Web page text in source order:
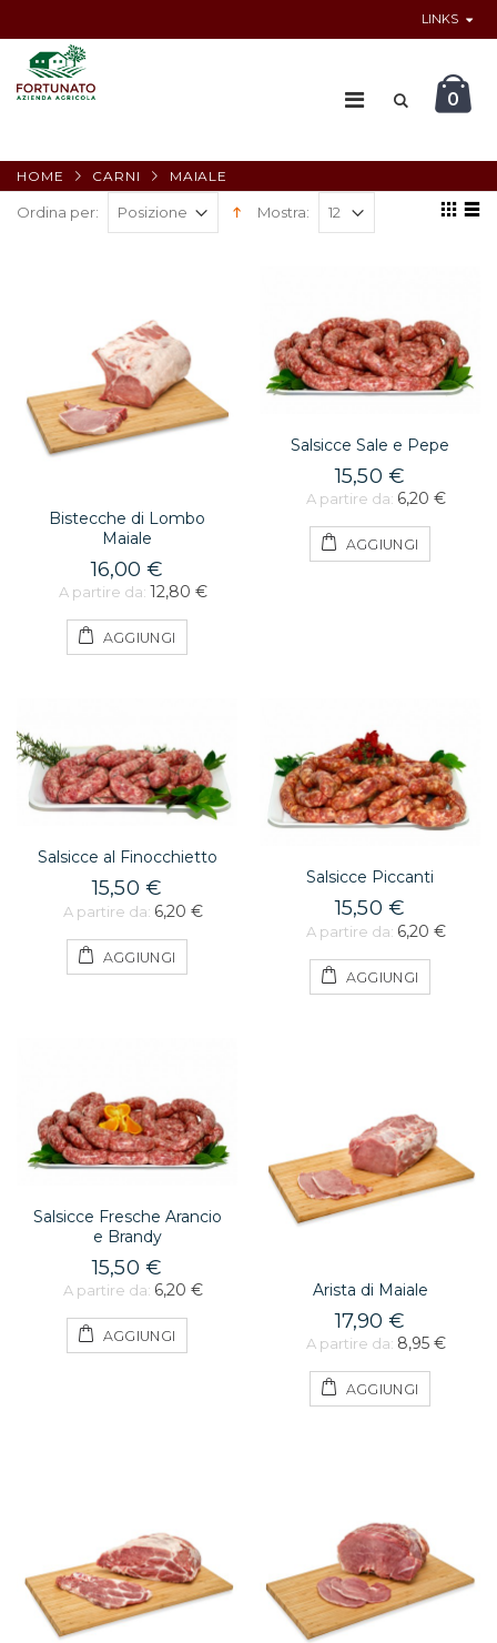
LINKS
0
HOME CARNI MAIALE
Ordina per: Mostra:
Bistecche di Lombo
Maiale
16,00 €
A partire da: 12,80 €
AGGIUNGI
Salsicce Sale e Pepe
15,50 €
A partire da: 6,20 €
AGGIUNGI
Salsicce al Finocchietto
15,50 €
A partire da: 6,20 €
AGGIUNGI
Salsicce Piccanti
15,50 €
A partire da: 6,20 €
AGGIUNGI
Salsicce Fresche Arancio
e Brandy
15,50 €
A partire da: 6,20 €
AGGIUNGI
Arista di Maiale
17,90 €
A partire da: 8,95 €
AGGIUNGI